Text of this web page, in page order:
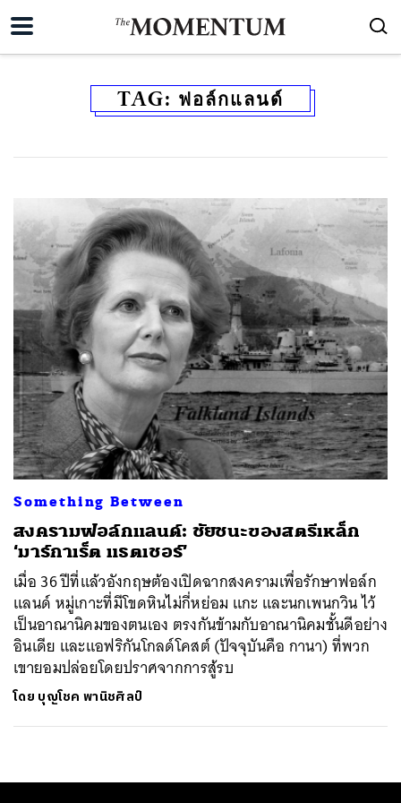
TAG: ฟอล์กแลนด์
Something Between
สงครามฟอล์กแลนด์: ชัยชนะของสตรีเหล็ก
‘มาร์กาเร็ต แธตเชอร์’
เมื่อ 36 ปีที่แล้วอังกฤษต้องเปิดฉากสงครามเพื่อรักษาฟอล์ก
แลนด์ หมู่เกาะที่มีโขดหินไม่กี่หย่อม แกะ และนกเพนกวิน ไว้
เป็นอาณานิคมของตนเอง ตรงกันข้ามกับอาณานิคมชั้นดีอย่าง
อินเดีย และแอฟริกันโกลด์โคสต์ (ปัจจุบันคือ กานา) ที่พวก
เขายอมปล่อยโดยปราศจากการสู้รบ
โดย บุญโชค พานิชศิลป์
ค้นหา
SHARE TWEET LINE EMAIL